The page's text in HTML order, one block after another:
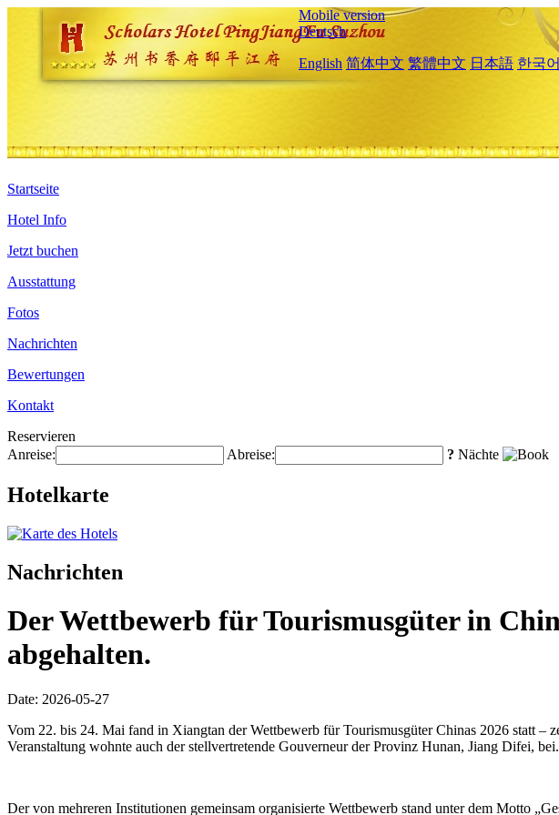
Mobile version
Deutsch
English 简体中文 繁體中文 日本語 한국어
Startseite
Hotel Info
Jetzt buchen
Ausstattung
Fotos
Nachrichten
Bewertungen
Kontakt
Reservieren
Anreise:
Abreise: ? Nächte
Hotelkarte
Nachrichten
Der Wettbewerb für Tourismusgüter in
abgehalten.
Date: 2026-05-27
Vom 22. bis 24. Mai fand in Xiangtan der Wettbewerb für Tourismusgüter Chinas 2026 statt
Veranstaltung wohnte auch der stellvertretende Gouverneur der Provinz Hunan, Jiang Difei, bei.
Der von mehreren Institutionen gemeinsam organisierte Wettbewerb stand unter dem Motto